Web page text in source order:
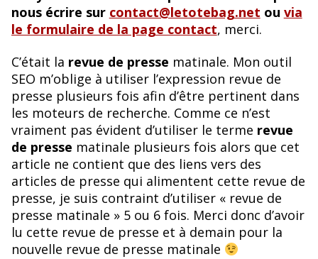
nous écrire sur contact@letotebag.net ou via
le formulaire de la page contact, merci.
C’était la revue de presse matinale. Mon outil
SEO m’oblige à utiliser l’expression revue de
presse plusieurs fois afin d’être pertinent dans
les moteurs de recherche. Comme ce n’est
vraiment pas évident d’utiliser le terme revue
de presse matinale plusieurs fois alors que cet
article ne contient que des liens vers des
articles de presse qui alimentent cette revue de
presse, je suis contraint d’utiliser « revue de
presse matinale » 5 ou 6 fois. Merci donc d’avoir
lu cette revue de presse et à demain pour la
nouvelle revue de presse matinale